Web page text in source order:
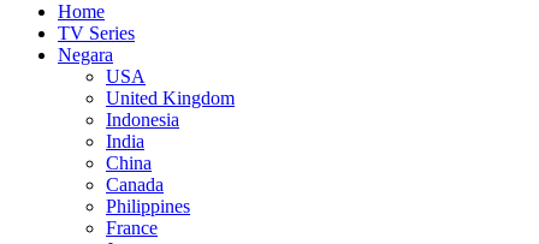
Home
TV Series
Negara
USA
United Kingdom
Indonesia
India
China
Canada
Philippines
France